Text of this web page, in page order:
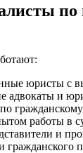
по
юристы с
адвокаты и
работы в
и
гражданского